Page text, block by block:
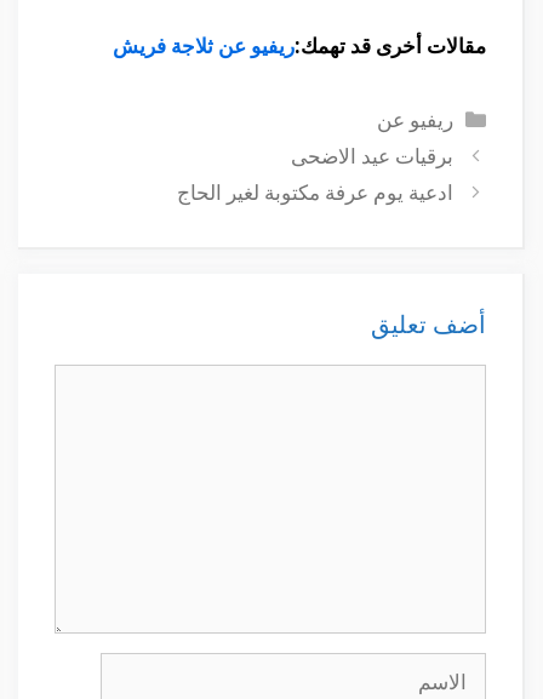
مقالات أخرى قد تهمك:ريفيو عن ثلاجة فريش
التصنيفات
ريفيو عن
برقيات عيد الاضحى
ادعية يوم عرفة مكتوبة لغير الحاج
أضف تعليق
الاسم